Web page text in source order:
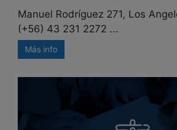
Manuel Rodríguez 271, Los
(+56) 43 231 2272 ...
Más info